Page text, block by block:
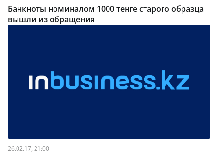
Банкноты номиналом 1000 тенге старого образца
вышли из обращения
26.02.17, 21:00